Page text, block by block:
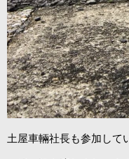
土屋車輛社長も参加して